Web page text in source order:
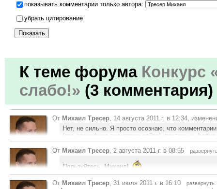
показывать комментарии только автора:
убрать цитирование
К теме форума Конкурс
слабо!» (3 комментария)
Рейтинг 169
От Михаил Тресер, 14 августа 2011 г. в 12:34,
Нет, не сильно. Я просто осознаю, что
(это специфика аудитории сайта), поэтому и
мобильной версии форму нужно будет сделать
адаптировать под размер экрана устройства; для
отвечать через полноформатную версию.
Комментарии в нашем направлении действительно
От Михаил Тресер, 2 августа 2011 г. в 08:55
Пользуйтесь, Михаил!
Благодарю. Совсем другое дело!
Отдельное спасибо за простой синтаксис цитат,
От Михаил Тресер, 31 июля 2011 г. в 16:10 развернуть